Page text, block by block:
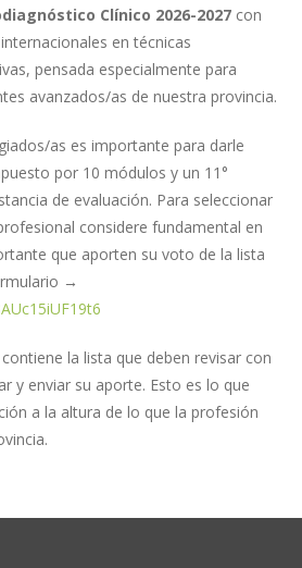
Clínico 2026-2027 con
en técnicas
pensada especialmente para
avanzados/as de nuestra provincia.
as es importante para darle
por 10 módulos y un 11°
de evaluación. Para seleccionar
considere fundamental en
que aporten su voto de la lista
→
la lista que deben revisar con
y enviar su aporte. Esto es lo que
a la altura de lo que la profesión